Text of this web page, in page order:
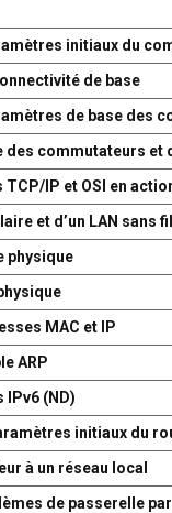
initiaux du
de base
de base des
des commutateurs et
IP et OSI en
et d’un LAN sans fil
physique
MAC et IP
ARP
(ND)
initiaux du
à un réseau local
de passerelle